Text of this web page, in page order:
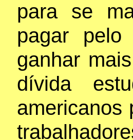
para se
pagar
ganhar
dívida
americanos